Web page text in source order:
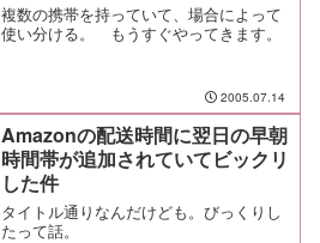
複数の携帯を持っていて、場合によって
使い分ける。 もうすぐやってきます。
2005.07.14
Amazonの配送時間に翌日の早朝
時間帯が追加されていてビックリ
した件
タイトル通りなんだけども。びっくりし
たって話。